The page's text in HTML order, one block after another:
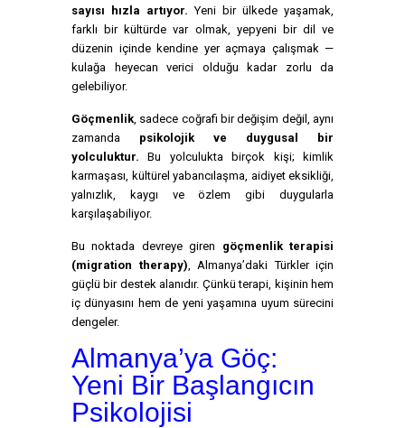
sayısı hızla artıyor. Yeni bir ülkede yaşamak,
farklı bir kültürde var olmak, yepyeni bir dil ve
düzenin içinde kendine yer açmaya çalışmak —
kulağa heyecan verici olduğu kadar zorlu da
gelebiliyor.
Göçmenlik, sadece coğrafi bir değişim değil, aynı
zamanda psikolojik ve duygusal bir
yolculuktur. Bu yolculukta birçok kişi; kimlik
karmaşası, kültürel yabancılaşma, aidiyet eksikliği,
yalnızlık, kaygı ve özlem gibi duygularla
karşılaşabiliyor.
Bu noktada devreye giren göçmenlik terapisi
(migration therapy), Almanya’daki Türkler için
güçlü bir destek alanıdır. Çünkü terapi, kişinin hem
iç dünyasını hem de yeni yaşamına uyum sürecini
dengeler.
Almanya’ya Göç:
Yeni Bir Başlangıcın
Psikolojisi